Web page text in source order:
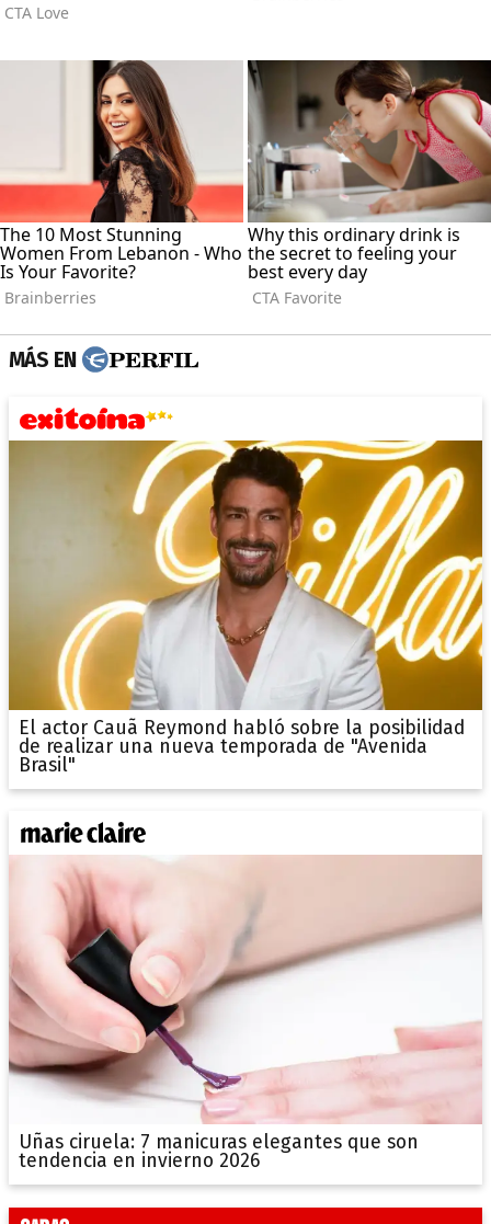
MÁS EN
El actor Cauã Reymond habló sobre la posibilidad
de realizar una nueva temporada de "Avenida
Brasil"
Uñas ciruela: 7 manicuras elegantes que son
tendencia en invierno 2026